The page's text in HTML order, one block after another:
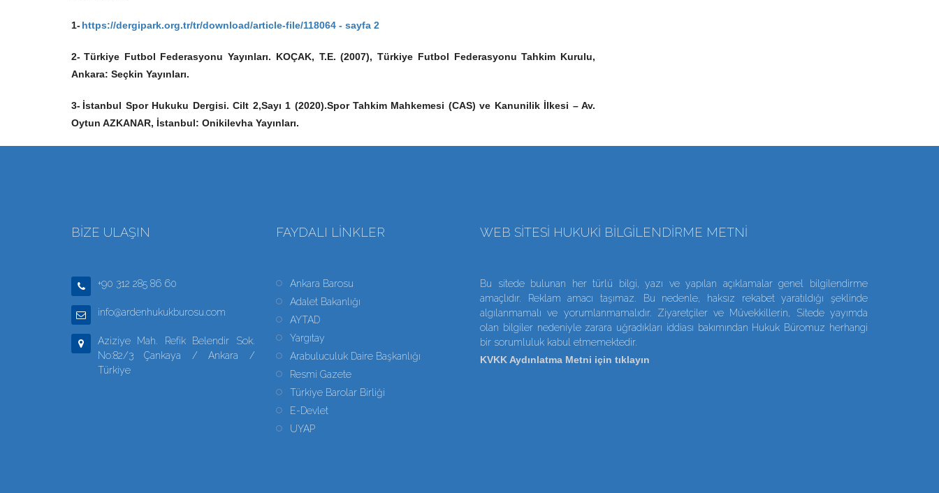
1-https://dergipark.org.tr/tr/download/article-file/118064 - sayfa 2
2- Türkiye Futbol Federasyonu Yayınları. KOÇAK, T.E. (2007), Türkiye Futbol Federasyonu Tahkim Kurulu,
Ankara: Seçkin Yayınları.
3- İstanbul Spor Hukuku Dergisi. Cilt 2,Sayı 1 (2020).Spor Tahkim Mahkemesi (CAS) ve Kanunilik İlkesi – Av.
Oytun AZKANAR, İstanbul: Onikilevha Yayınları.
BİZE ULAŞIN
+90 312 285 86 60
info@ardenhukukburosu.com
Aziziye Mah. Refik Belendir Sok.
No:82/3 Çankaya / Ankara /
Türkiye
FAYDALI LINKLER
Ankara Barosu
Adalet Bakanlığı
AYTAD
Yargıtay
Arabuluculuk Daire Başkanlığı
Resmi Gazete
Türkiye Barolar Birliği
E-Devlet
UYAP
WEB SITESI HUKUKI BILGILENDIRME METNI
Bu sitede bulunan her türlü bilgi, yazı ve yapılan açıklamalar genel bilgilendirme
amaçlıdır. Reklam amacı taşımaz. Bu nedenle, haksız rekabet yaratıldığı şeklinde
algılanmamalı ve yorumlanmamalıdır. Ziyaretçiler ve Müvekkillerin, Sitede yayımda
olan bilgiler nedeniyle zarara uğradıkları iddiası bakımından Hukuk Büromuz herhangi
bir sorumluluk kabul etmemektedir.
KVKK Aydınlatma Metni için tıklayın